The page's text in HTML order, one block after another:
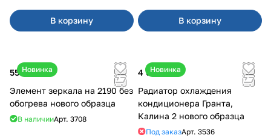
В корзину В корзину
Новинка
550 ₽
Элемент зеркала на 2190 без
обогрева нового образца
В наличииАрт. 3708
Новинка
4 050 ₽
Радиатор охлаждения
кондиционера Гранта,
Калина 2 нового образца
Под заказАрт. 3536